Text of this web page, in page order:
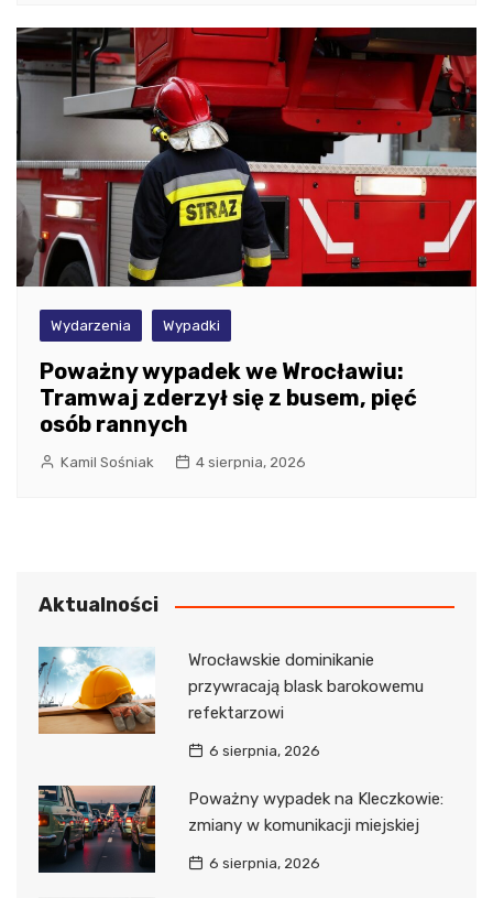
Wydarzenia Wypadki
Poważny wypadek we Wrocławiu:
Tramwaj zderzył się z busem, pięć
osób rannych
Kamil Sośniak 4 sierpnia, 2026
Aktualności
Wrocławskie dominikanie
przywracają blask barokowemu
refektarzowi
6 sierpnia, 2026
Poważny wypadek na Kleczkowie:
zmiany w komunikacji miejskiej
6 sierpnia, 2026